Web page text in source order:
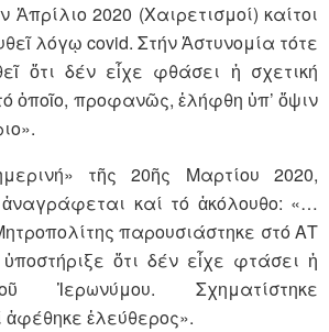
Ἀπρίλιο 2020 (Χαιρετισμοί) καίτοι
λόγῳ covid. Στήν Ἀστυνομία τότε
ὅτι δέν εἶχε φθάσει ἡ σχετική
ὁποῖο, προφανῶς, ἐλήφθη ὑπ’ ὄψιν
τῆς 20ῆς Μαρτίου 2020,
καί τό ἀκόλουθο: «…
παρουσιάστηκε στό ΑΤ
ὅτι δέν εἶχε φτάσει ἡ
Ἱερωνύμου. Σχηματίστηκε
ἐλεύθερος».